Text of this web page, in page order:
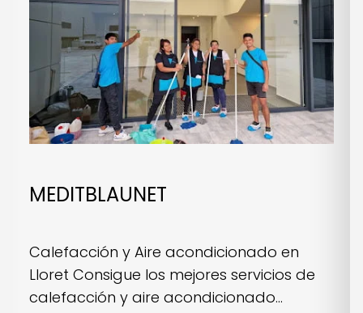
MEDITBLAUNET
Calefacción y Aire acondicionado en
Lloret Consigue los mejores servicios de
calefacción y aire acondicionado...